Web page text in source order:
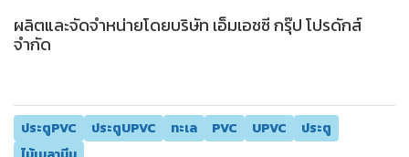
ผลิตและจัดจำหน่ายโดยบริษัท เอ็มเอชซี กรุ๊ป โปรดักส์
จำกัด
ประตูPVC ประตูUPVC ทะเล PVC UPVC
ประตู